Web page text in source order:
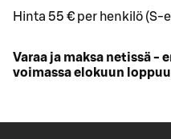
Hinta 55 € per henkilö (S-
Varaa ja maksa netissä -
voimassa elokuun